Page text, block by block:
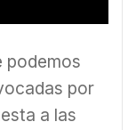
podemos
por
a las